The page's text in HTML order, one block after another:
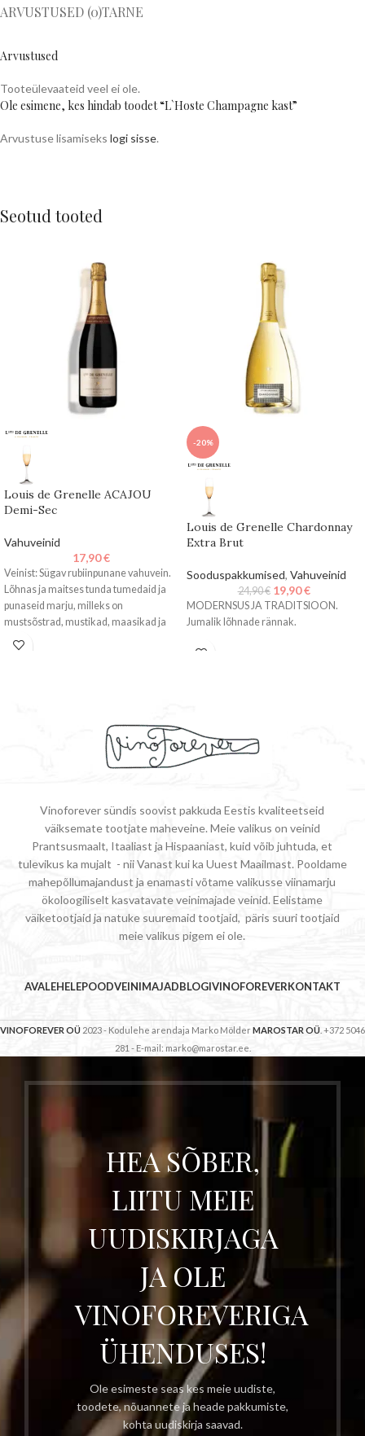
ARVUSTUSED (0)TARNE
Arvustused
Tooteülevaateid veel ei ole.
Ole esimene, kes hindab toodet “L`Hoste Champagne kast”
Arvustuse lisamiseks logi sisse.
Seotud tooted
Louis de Grenelle ACAJOU
Demi-Sec
Vahuveinid
17,90€
Veinist: Sügav rubiinpunane vahuvein.
Lõhnas ja maitses tunda tumedaid ja
punaseid marju, milleks on
mustsõstrad, mustikad, maasikad ja
punased sõstrad.
-20%
Louis de Grenelle Chardonnay
Extra Brut
Sooduspakkumised, Vahuveinid
24,90€ 19,90€
MODERNSUS JA TRADITSIOON.
Jumalik lõhnade rännak.
Vinoforever sündis soovist pakkuda Eestis kvaliteetseid
väiksemate tootjate maheveine. Meie valikus on veinid
Prantsusmaalt, Itaaliast ja Hispaaniast, kuid võib juhtuda, et
tulevikus ka mujalt - nii Vanast kui ka Uuest Maailmast. Pooldame
mahepõllumajandust ja enamasti võtame valikusse viinamarju
ökoloogiliselt kasvatavate veinimajade veinid. Eelistame
väiketootjaid ja natuke suuremaid tootjaid, päris suuri tootjaid
meie valikus pigem ei ole.
AVALEHELEPOODVEINIMAJADBLOGIVINOFOREVERKONTAKT
VINOFOREVER OÜ 2023 - Kodulehe arendaja Marko MölderMAROSTAR OÜ . +372 5046
281 - E-mail: marko@marostar.ee.
HEA SÕBER,
LIITU MEIE
UUDISKIRJAGA
JA OLE
VINOFOREVERIGA
ÜHENDUSES!
Ole esimeste seas kes meie uudiste,
toodete, nõuannete ja heade pakkumiste,
kohta uudiskirja saavad.